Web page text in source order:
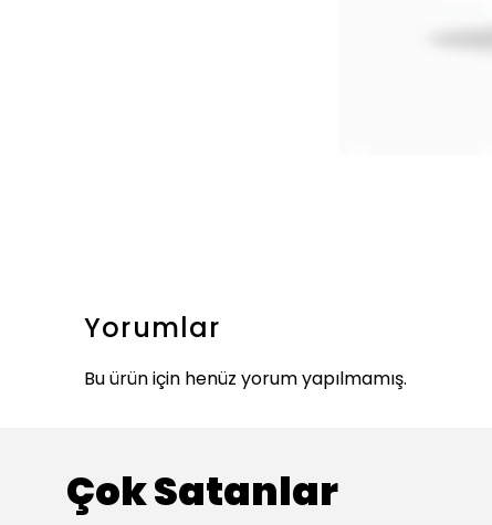
Yorumlar
Bu ürün için henüz yorum yapılmamış.
Çok Satanlar